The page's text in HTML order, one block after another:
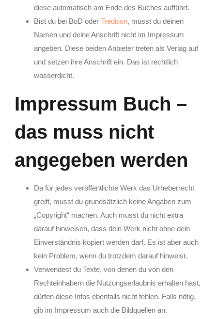
diese automatisch am Ende des Buches aufführt.
Bist du bei BoD oder Tredition, musst du deinen
Namen und deine Anschrift nicht im Impressum
angeben. Diese beiden Anbieter treten als Verlag auf
und setzen ihre Anschrift ein. Das ist rechtlich
wasserdicht.
Impressum Buch –
das muss nicht
angegeben werden
Da für jedes veröffentlichte Werk das Urheberrecht
greift, musst du grundsätzlich keine Angaben zum
„Copyright“ machen. Auch musst du nicht extra
darauf hinweisen, dass dein Werk nicht ohne dein
Einverständnis kopiert werden darf. Es ist aber auch
kein Problem, wenn du trotzdem darauf hinweist.
Verwendest du Texte, von denen du von den
Rechteinhabern die Nutzungserlaubnis erhalten hast,
dürfen diese Infos ebenfalls nicht fehlen. Falls nötig,
gib im Impressum auch die Bildquellen an.